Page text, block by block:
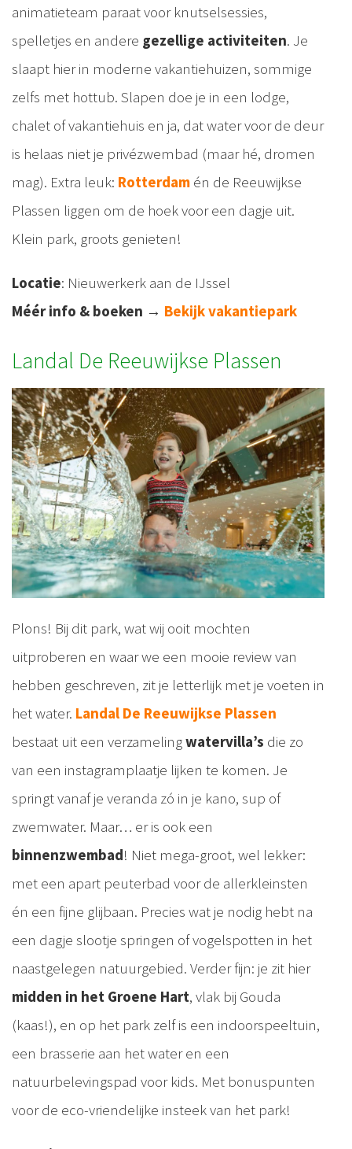
animatieteam paraat voor knutselsessies,
spelletjes en andere gezellige activiteiten. Je
slaapt hier in moderne vakantiehuizen, sommige
zelfs met hottub. Slapen doe je in een lodge,
chalet of vakantiehuis en ja, dat water voor de deur
is helaas niet je privézwembad (maar hé, dromen
mag). Extra leuk: Rotterdam én de Reeuwijkse
Plassen liggen om de hoek voor een dagje uit.
Klein park, groots genieten!
Locatie: Nieuwerkerk aan de IJssel
Méér info & boeken → Bekijk vakantiepark
Landal De Reeuwijkse Plassen
Plons! Bij dit park, wat wij ooit mochten
uitproberen en waar we een mooie review van
hebben geschreven, zit je letterlijk met je voeten in
het water. Landal De Reeuwijkse Plassen
bestaat uit een verzamelingwatervilla’s die zo
van een instagramplaatje lijken te komen. Je
springt vanaf je veranda zó in je kano, sup of
zwemwater. Maar… er is ook een
binnenzwembad! Niet mega-groot, wel lekker:
met een apart peuterbad voor de allerkleinsten
én een fijne glijbaan. Precies wat je nodig hebt na
een dagje slootje springen of vogelspotten in het
naastgelegen natuurgebied. Verder fijn: je zit hier
midden in het Groene Hart, vlak bij Gouda
(kaas!), en op het park zelf is een indoorspeeltuin,
een brasserie aan het water en een
natuurbelevingspad voor kids. Met bonuspunten
voor de eco-vriendelijke insteek van het park!